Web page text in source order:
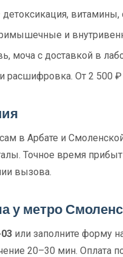
детоксикация, витамины,
и
моча с доставкой в
расшифровка. От 2 500 ₽
в Арбате и
Точное время
вызова.
у метро
или заполните форму
20–30 мин. Оплата